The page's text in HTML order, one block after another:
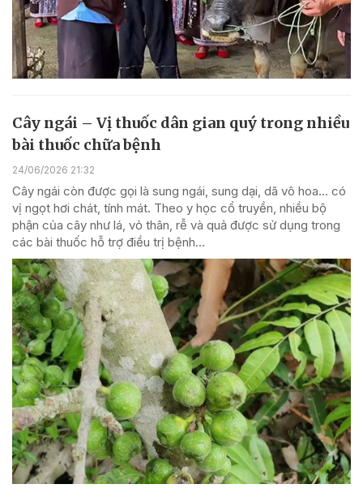
Cây ngái – Vị thuốc dân gian quý trong nhiều
bài thuốc chữa bệnh
24/06/2026 21:32
Cây ngái còn được gọi là sung ngái, sung dại, dã vô hoa… có
vị ngọt hơi chát, tính mát. Theo y học cổ truyền, nhiều bộ
phận của cây như lá, vỏ thân, rễ và quả được sử dụng trong
các bài thuốc hỗ trợ điều trị bệnh...